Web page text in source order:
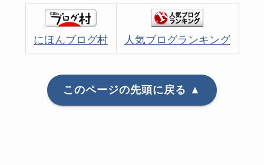
にほんブログ村 人気ブログランキング
このページの先頭に戻る ▲